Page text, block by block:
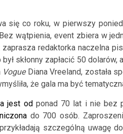
się co roku, w pierwszy
wątpienia, event zbiera w
redaktorka naczelna
był skłonny zapłacić 50
Vogue Diana Vreeland, została
że gala ma być
jest odponad 70 lat i nie bez
do 700 osób.
szczególną uwagę